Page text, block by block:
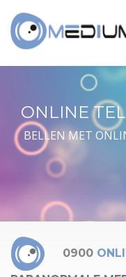
ONLINE
BELLEN MET
0900